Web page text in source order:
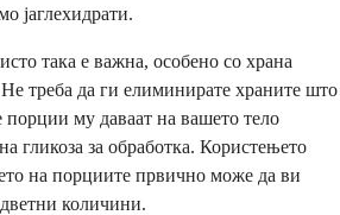
јаглехидрати.
така е важна, особено со храна
Не треба да ги елиминирате храните што
порции му даваат на вашето тело
гликоза за обработка. Користењето
на порциите првично може да ви
количини.